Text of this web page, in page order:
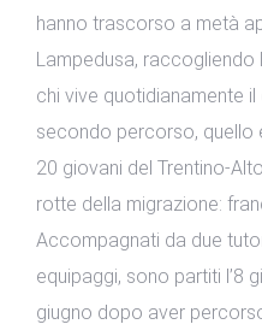
hanno trascorso a metà
Lampedusa,
chi vive quotidianamente
secondo percorso,
20 giovani del Trentino-
rotte della migrazione:
Accompagnati da due
equipaggi, sono partiti l’8
giugno dopo aver